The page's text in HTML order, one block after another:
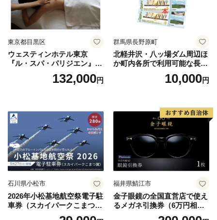
東京都目黒区
ウェスティンホテル東京
『ル・スパ・パリジエン』選
べるボディセラピー90分/1名
132,000円
群馬県長野原町
北軽井沢・八ッ場ダム周辺ほ
か町内各所で利用可能な長野
原町ふるさと感謝券（3,000
円分）【トラベル 観光 旅行
10,000円
石川県小松市
2026年小松基地航空祭電子駐
車券（スカイパークこまつ
翼） 駐車場 シャトルバスの
福井県鯖江市
金子眼鏡の全国直営店で使え
るメガネ引換券（6万円相
当） Platinum